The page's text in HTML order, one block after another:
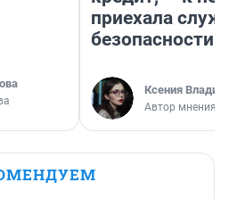
приехала
безопасности
Ксения
Автор мнения